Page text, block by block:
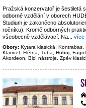
Pražská konzervatoř je šestiletá
odborné vzdělání v oborech
Studium je zakončeno
ročníku). Kromě odborných
všeobecně vzdělávací. Na
více
Obory: Kytara klasická, Kontrabas,
Klarinet, Flétna, Tuba, Hoboj,
Akordeon, Bicí nástroje, Zpěv